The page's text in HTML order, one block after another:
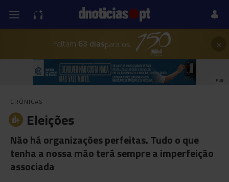
Faltam 63 diaspara os ×
PUB
CRÓNICAS
Eleições
Não há organizações perfeitas. Tudo o que
tenha a nossa mão terá sempre a imperfeição
associada